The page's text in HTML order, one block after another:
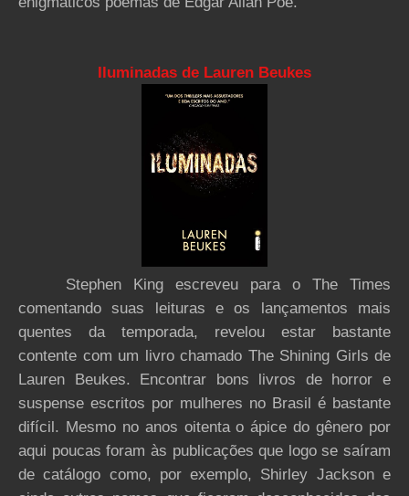
Iluminadas de Lauren Beukes
Stephen King escreveu para o The Times
comentando suas leituras e os lançamentos mais
quentes da temporada, revelou estar bastante
contente com um livro chamado The Shining Girls de
Lauren Beukes. Encontrar bons livros de horror e
suspense escritos por mulheres no Brasil é bastante
difícil. Mesmo no anos oitenta o ápice do gênero por
aqui poucas foram às publicações que logo se saíram
de catálogo como, por exemplo, Shirley Jackson e